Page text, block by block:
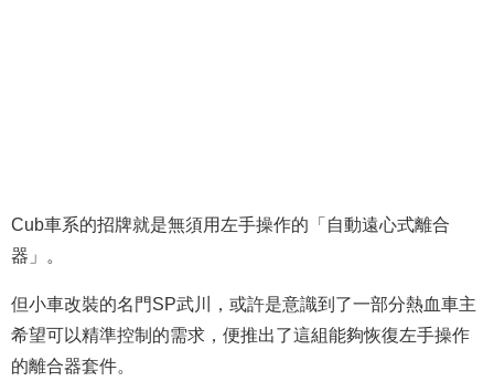
Cub車系的招牌就是無須用左手操作的「自動遠心式離合
器」。
但小車改裝的名門SP武川，或許是意識到了一部分熱血車主
希望可以精準控制的需求，便推出了這組能夠恢復左手操作
的離合器套件。